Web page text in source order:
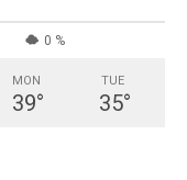
0 %
MON
39°
TUE
35°